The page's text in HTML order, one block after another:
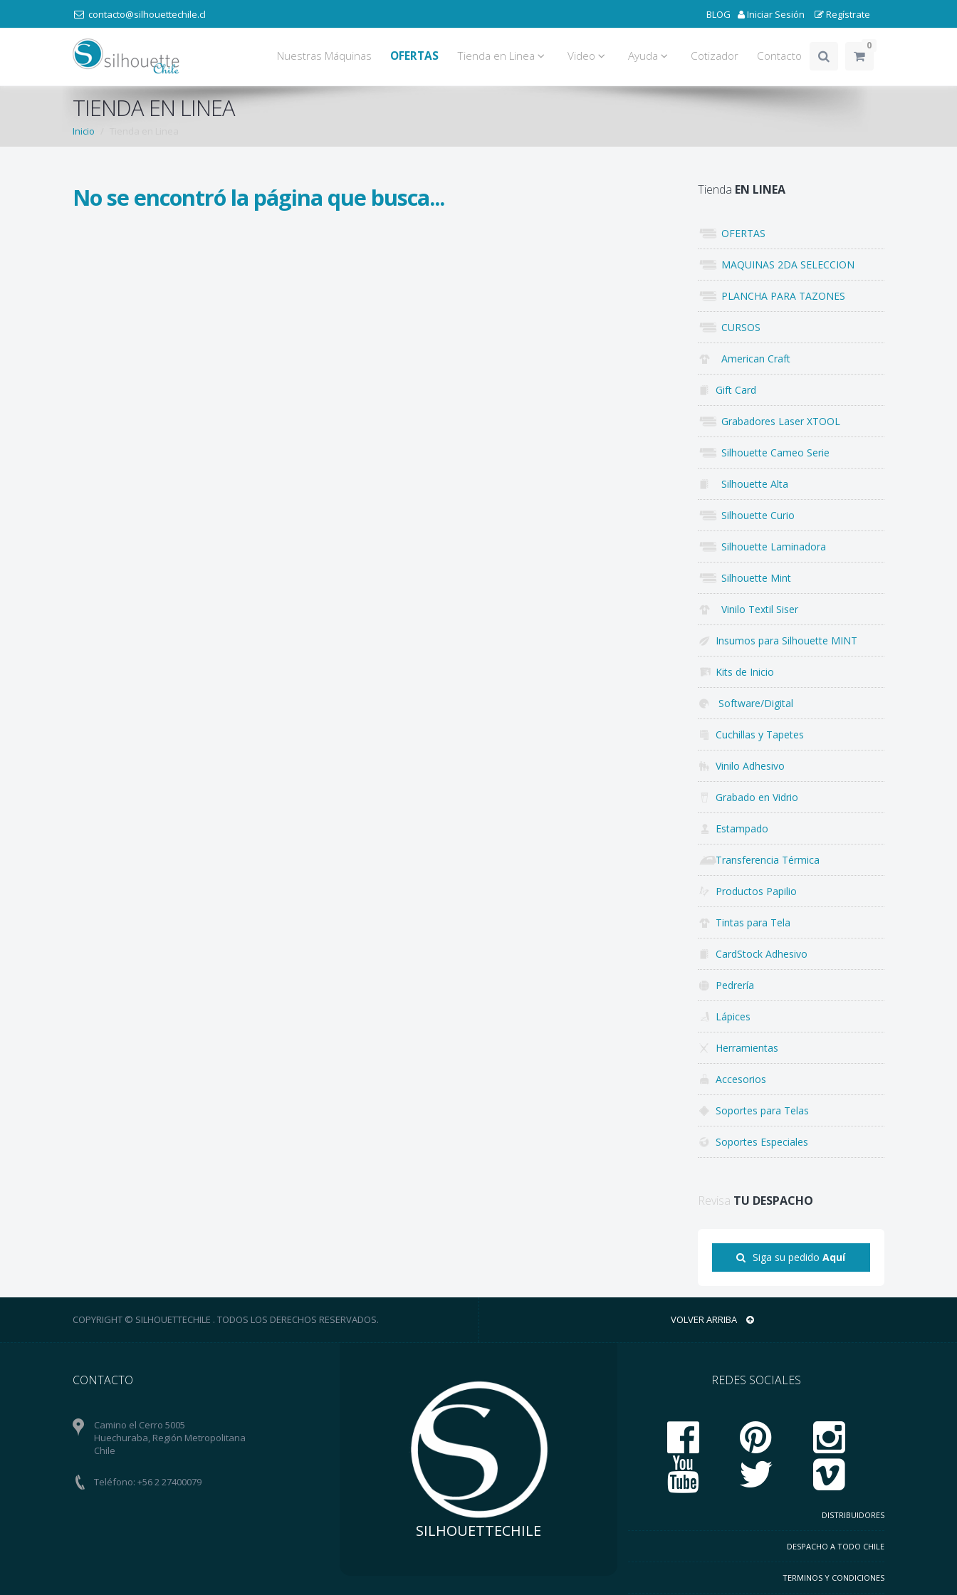
contacto@silhouettechile.cl Iniciar Sesión Regístrate
BLOG
Nuestras Máquinas OFERTAS Tienda en Linea Video Ayuda Cotizador Contacto
0
TIENDA EN LINEA
Inicio
No se encontró la página que busca... Tienda EN LINEA
OFERTAS
MAQUINAS 2DA SELECCION
PLANCHA PARA TAZONES
CURSOS
American Craft
Gift Card
Grabadores Laser XTOOL
Silhouette Cameo Serie
Silhouette Alta
Silhouette Curio
Silhouette Laminadora
Silhouette Mint
Vinilo Textil Siser
Insumos para Silhouette MINT
Kits de Inicio
Software/Digital
Cuchillas y Tapetes
Vinilo Adhesivo
Grabado en Vidrio
Estampado
Transferencia Térmica
Productos Papilio
Tintas para Tela
CardStock Adhesivo
Pedrería
Lápices
Herramientas
Accesorios
Soportes para Telas
Soportes Especiales
Revisa TU DESPACHO
Siga su pedidoAquí
COPYRIGHT © SILHOUETTECHILE . TODOS LOS DERECHOS RESERVADOS. VOLVER ARRIBA
CONTACTO
Camino el Cerro 5005
Huechuraba, Región Metropolitana
Chile
Teléfono: +56 2 27400079
SILHOUETTECHILE
REDES SOCIALES
DISTRIBUIDORES
DESPACHO A TODO CHILE
TERMINOS Y CONDICIONES